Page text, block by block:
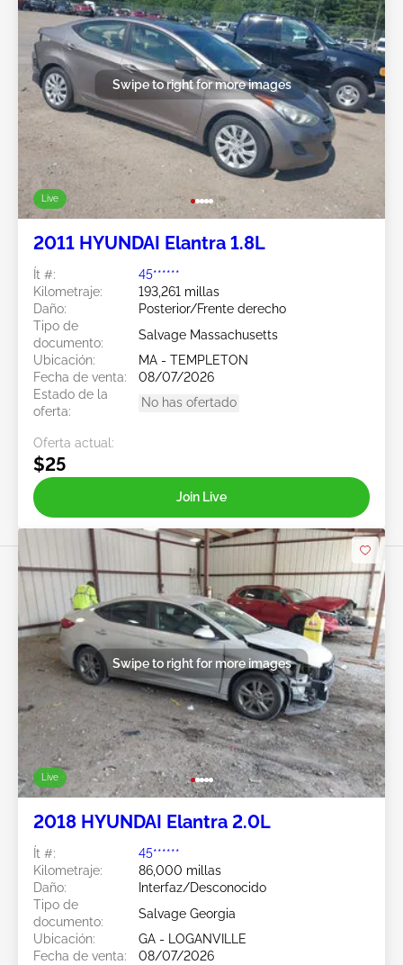
Live
Swipe to right for more images
2011 HYUNDAI Elantra 1.8L
Ít #:
45******
Kilometraje:
193,261 millas
Daño:
Posterior/Frente derecho
Tipo de
documento:
Salvage Massachusetts
Ubicación:
MA - TEMPLETON
Fecha de venta:
08/07/2026
Estado de la
oferta:
No has ofertado
Oferta actual:
$25
Join Live
Live
Swipe to right for more images
2018 HYUNDAI Elantra 2.0L
Ít #:
45******
Kilometraje:
86,000 millas
Daño:
Interfaz/Desconocido
Tipo de
documento:
Salvage Georgia
Ubicación:
GA - LOGANVILLE
Fecha de venta:
08/07/2026